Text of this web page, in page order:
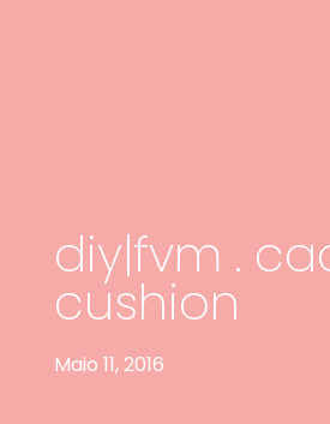
diy|fvm .
cushion
Maio 11, 2016